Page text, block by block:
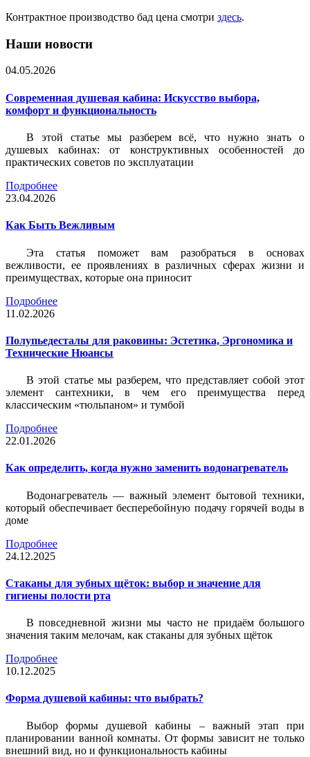
Контрактное производство бад цена смотри здесь.
Наши новости
04.05.2026
Современная душевая кабина: Искусство выбора,
комфорт и функциональность
В этой статье мы разберем всё, что нужно знать о
душевых кабинах: от конструктивных особенностей до
практических советов по эксплуатации
Подробнее
23.04.2026
Как Быть Вежливым
Эта статья поможет вам разобраться в основах
вежливости, ее проявлениях в различных сферах жизни и
преимуществах, которые она приносит
Подробнее
11.02.2026
Полупьедесталы для раковины: Эстетика, Эргономика и
Технические Нюансы
В этой статье мы разберем, что представляет собой этот
элемент сантехники, в чем его преимущества перед
классическим «тюльпаном» и тумбой
Подробнее
22.01.2026
Как определить, когда нужно заменить водонагреватель
Водонагреватель — важный элемент бытовой техники,
который обеспечивает бесперебойную подачу горячей воды в
доме
Подробнее
24.12.2025
Стаканы для зубных щёток: выбор и значение для
гигиены полости рта
В повседневной жизни мы часто не придаём большого
значения таким мелочам, как стаканы для зубных щёток
Подробнее
10.12.2025
Форма душевой кабины: что выбрать?
Выбор формы душевой кабины – важный этап при
планировании ванной комнаты. От формы зависит не только
внешний вид, но и функциональность кабины